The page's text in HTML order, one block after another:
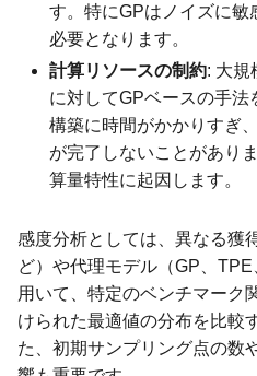
す。特にGPはノイズに
必要となります。
計算リソースの制約: 大規
に対してGPベースの手
構築に時間がかかりすぎ
が完了しないことがあり
算量特性に起因します。
感度分析としては、異なる獲
ど）や代理モデル（GP、
用いて、特定のベンチマーク
けられた最適値の分布を比較
た、初期サンプリング点の数